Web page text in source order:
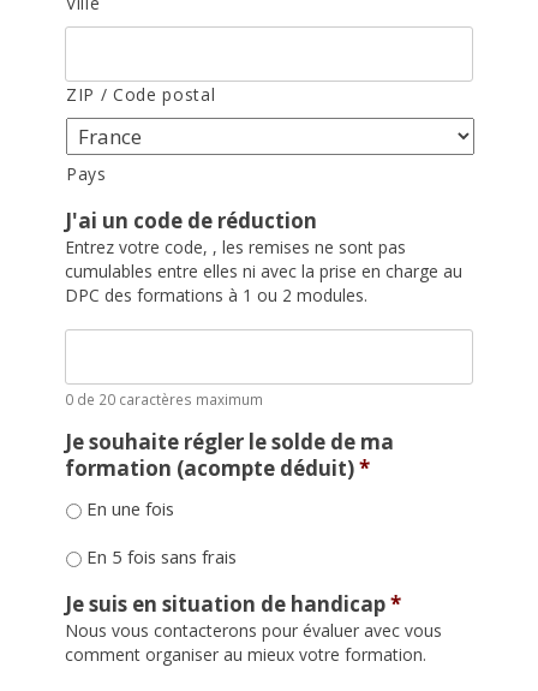
ZIP / Code postal
Pays
J'ai un code de réduction
Entrez votre code, , les remises ne sont pas
cumulables entre elles ni avec la prise en charge au
DPC des formations à 1 ou 2 modules.
0 de 20 caractères maximum
Je souhaite régler le solde de ma
formation (acompte déduit)*
En une fois
En 5 fois sans frais
Je suis en situation de handicap*
Nous vous contacterons pour évaluer avec vous
comment organiser au mieux votre formation.